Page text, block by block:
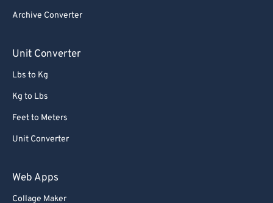
Archive Converter
Unit Converter
Lbs to Kg
Kg to Lbs
Feet to Meters
Unit Converter
Web Apps
Collage Maker